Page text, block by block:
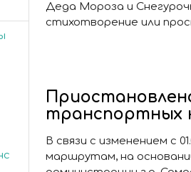
Деда Мороза и
стихотворение или
транспортных
В связи с изменением с
маршрутам, на